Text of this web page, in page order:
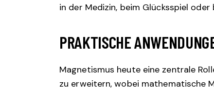
in der Medizin, beim Glücksspiel
PRAKTISCHE
Magnetismus heute eine zentrale
zu erweitern, wobei mathematische